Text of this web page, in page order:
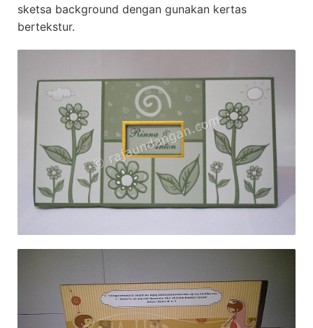
sketsa background dengan gunakan kertas
bertekstur.